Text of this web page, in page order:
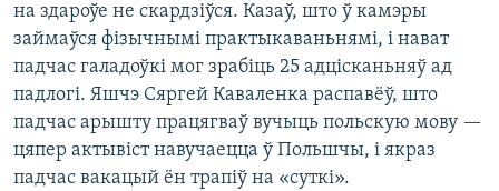
на здароўе не скардзіўся. Казаў, што ў камэры
займаўся фізычнымі практыкаваньнямі, і нават
падчас галадоўкі мог зрабіць 25 адцісканьняў ад
падлогі. Яшчэ Сяргей Каваленка распавёў, што
падчас арышту працягваў вучыць польскую мову —
цяпер актывіст навучаецца ў Польшчы, і якраз
падчас вакацый ён трапіў на «суткі».